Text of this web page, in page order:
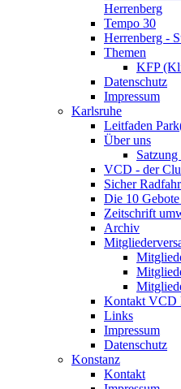
Herrenberg
Tempo 30
Herrenberg -
Themen
KFP
Datenschutz
Impressum
Karlsruhe
Leitfaden
Über uns
Satzung
VCD - der
Sicher
Die 10
Zeitschrift
Archiv
Kontakt VCD
Links
Impressum
Datenschutz
Konstanz
Kontakt